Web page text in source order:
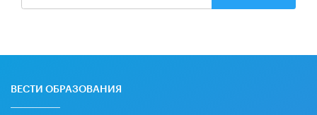
ВЕСТИ ОБРАЗОВАНИЯ